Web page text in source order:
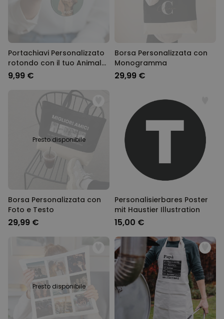
Portachiavi Personalizzato
rotondo con il tuo Animale
domestico
9,99 €
Borsa Personalizzata con
Monogramma
29,99 €
Presto disponibile
Borsa Personalizzata con
Foto e Testo
29,99 €
Personalisierbares Poster
mit Haustier Illustration
15,00 €
Presto disponibile